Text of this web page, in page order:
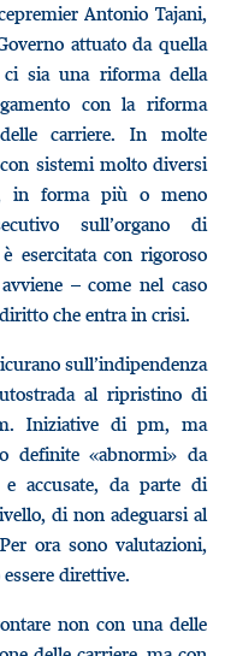
Antonio Tajani,
attuato da quella
sia una riforma della
con la riforma
carriere. In molte
sistemi molto diversi
in forma più o meno
sull’organo di
esercitata con rigoroso
– come nel caso
che entra in crisi.
sull’indipendenza
al ripristino di
Iniziative di pm, ma
definite «abnormi» da
accusate, da parte di
di non adeguarsi al
ora sono valutazioni,
direttive.
non con una delle